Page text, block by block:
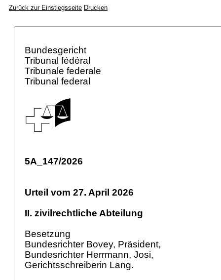
Zurück zur Einstiegsseite Drucken
Bundesgericht
Tribunal fédéral
Tribunale federale
Tribunal federal
5A_147/2026
Urteil vom 27. April 2026
II. zivilrechtliche Abteilung
Besetzung
Bundesrichter Bovey, Präsident,
Bundesrichter Herrmann, Josi,
Gerichtsschreiberin Lang.